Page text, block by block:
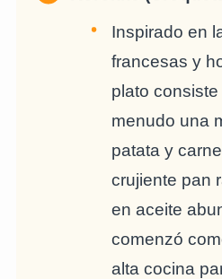
Inspirado en
francesas y
plato
menudo una
patata y
crujiente pan
en aceite
comenzó
alta cocina